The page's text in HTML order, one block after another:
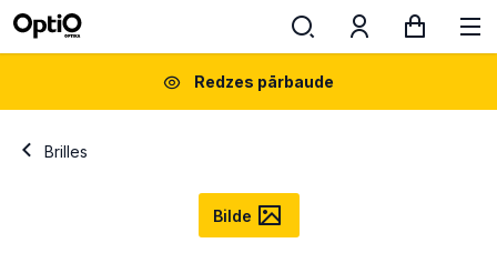
Redzes pārbaude
Brilles
Bilde